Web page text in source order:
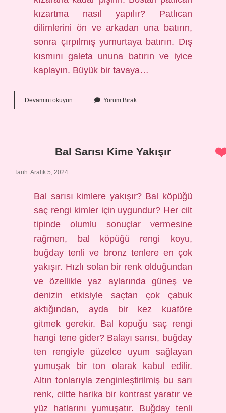
kızartma nasıl yapılır? Patlıcan
dilimlerini ön ve arkadan una batırın,
sonra çırpılmış yumurtaya batırın. Dış
kısmını galeta ununa batırın ve iyice
kaplayın. Büyük bir tavaya…
Devamını okuyun
Patlıcan
Yorum Bırak
Bal Sarısı Kime Yakışır
Tarih: Aralık 5, 2024
Bal sarısı kimlere yakışır? Bal köpüğü
saç rengi kimler için uygundur? Her cilt
tipinde olumlu sonuçlar vermesine
rağmen, bal köpüğü rengi koyu,
buğday tenli ve bronz tenlere en çok
yakışır. Hızlı solan bir renk olduğundan
ve özellikle yaz aylarında güneş ve
denizin etkisiyle saçtan çok çabuk
aktığından, ayda bir kez kuaföre
gitmek gerekir. Bal kopuğu saç rengi
hangi tene gider? Balayı sarısı, buğday
ten rengiyle güzelce uyum sağlayan
yumuşak bir ton olarak kabul edilir.
Altın tonlarıyla zenginleştirilmiş bu sarı
renk, ciltte harika bir kontrast yaratır ve
yüz hatlarını yumuşatır. Buğday tenli